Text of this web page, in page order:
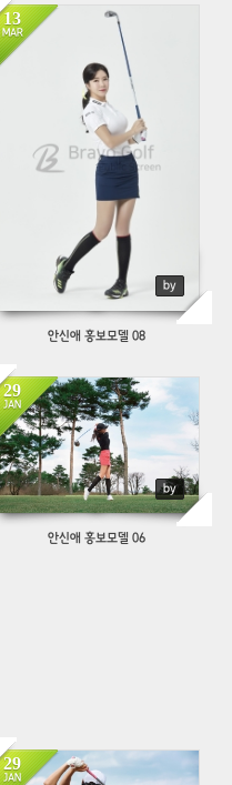
13
MAR
by
697
안신애 홍보모델 08
29
JAN
by
647
안신애 홍보모델 06
29
JAN
654